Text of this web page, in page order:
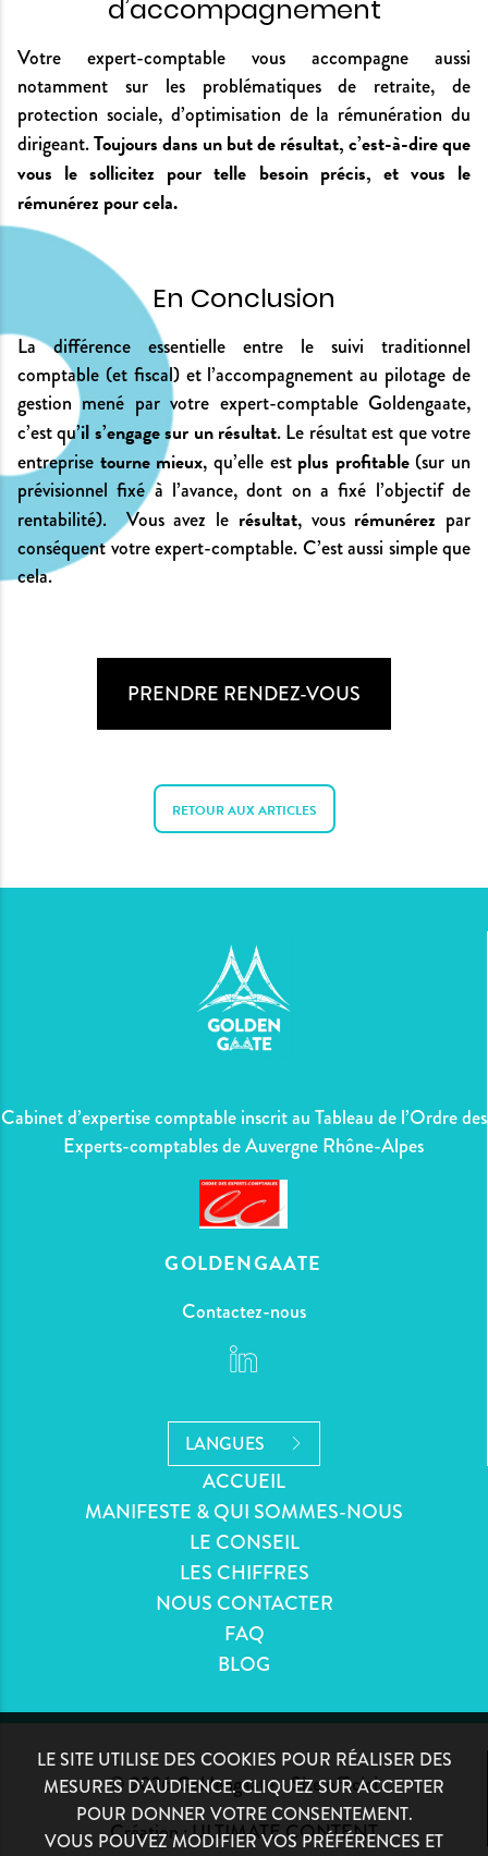
d’accompagnement
Votre expert-comptable vous accompagne aussi
notamment sur les problématiques de retraite, de
protection sociale, d’optimisation de la rémunération du
dirigeant.Toujours dans un but de résultat, c’est-à-dire que
vous le sollicitez pour telle besoin précis, et vous le
rémunérez pour cela.
En Conclusion
La différence essentielle entre le suivi traditionnel
comptable (et fiscal) et l’accompagnement au pilotage de
gestion mené par votre expert-comptable Goldengaate,
c’est qu’il s’engage sur un résultat. Le résultat est que votre
entreprise tourne mieux, qu’elle est plus profitable(sur un
prévisionnel fixé à l’avance, dont on a fixé l’objectif de
rentabilité). Vous avez le résultat, vous rémunérez par
conséquent votre expert-comptable. C’est aussi simple que
cela.
PRENDRE RENDEZ-VOUS
RETOUR AUX ARTICLES
Cabinet d’expertise comptable inscrit au Tableau de l’Ordre des
Experts-comptables de Auvergne Rhône-Alpes
GOLDENGAATE
Contactez-nous
LANGUES
ACCUEIL
MANIFESTE & QUI SOMMES-NOUS
LE CONSEIL
LES CHIFFRES
NOUS CONTACTER
FAQ
BLOG
© 2026 Goldengaate - Site officiel
Création :ULTIMATE CONTENT
LE SITE UTILISE DES COOKIES POUR RÉALISER DES
MESURES D’AUDIENCE. CLIQUEZ SUR ACCEPTER
POUR DONNER VOTRE CONSENTEMENT.
VOUS POUVEZ MODIFIER VOS PRÉFÉRENCES ET